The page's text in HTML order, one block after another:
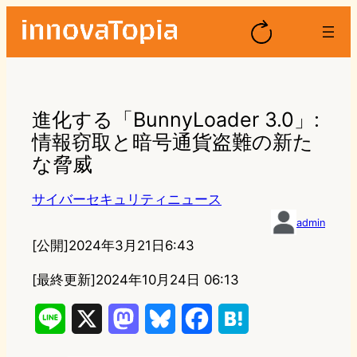
進化する「BunnyLoader 3.0」:
情報窃取と暗号通貨盗難の新た
な脅威
サイバーセキュリティニュース
admin
[公開]2024年3月21日6:43
[最終更新]2024年10月24日 06:13